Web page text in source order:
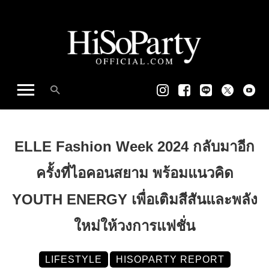
ELLE Fashion Week 2024 กลับมาอีก
ครั้งที่ไอคอนสยาม พร้อมแนวคิด
YOUTH ENERGY เพื่อเติมสีสันและพลัง
ใหม่ให้วงการแฟชั่น
LIFESTYLE HISOPARTY REPORT